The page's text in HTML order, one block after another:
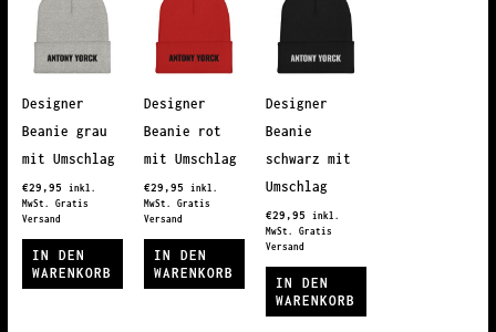
Designer
Beanie grau
mit Umschlag
€29,95
inkl.
MwSt. Gratis
Versand
IN DEN
WARENKORB
Designer
Beanie rot
mit Umschlag
€29,95
inkl.
MwSt. Gratis
Versand
IN DEN
WARENKORB
Designer
Beanie
schwarz mit
Umschlag
€29,95
inkl.
MwSt. Gratis
Versand
IN DEN
WARENKORB